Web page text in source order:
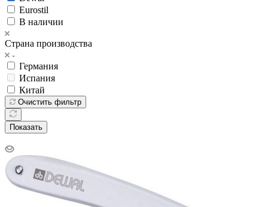
Eurostil
В наличии
Страна производства
Германия
Испания
Китай
Очистить фильтр
Показать